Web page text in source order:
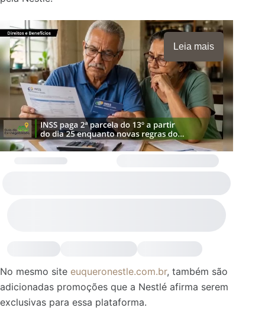
Leia mais
No mesmo site euqueronestle.com.br, também são
adicionadas promoções que a Nestlé afirma serem
exclusivas para essa plataforma.